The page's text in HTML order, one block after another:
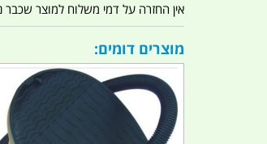
אין החזרה על דמי משלוח למוצר שכבר
מוצרים דומים: